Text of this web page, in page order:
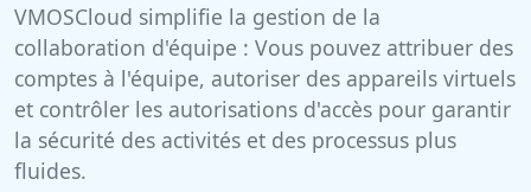
VMOSCloud simplifie la gestion de la
collaboration d'équipe : Vous pouvez attribuer des
comptes à l'équipe, autoriser des appareils virtuels
et contrôler les autorisations d'accès pour garantir
la sécurité des activités et des processus plus
fluides.